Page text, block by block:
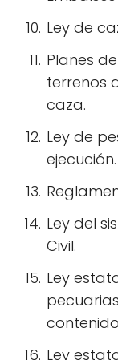
Ley de
Planes
terrenos
caza.
Ley de
ejecución.
Ley del
Civil.
Ley
Ley